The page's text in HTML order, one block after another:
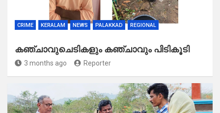
CRIME KERALAM NEWS PALAKKAD REGIONAL
കഞ്ചാവുചെടികളും കഞ്ചാവും പിടികൂടി
3 months ago Reporter